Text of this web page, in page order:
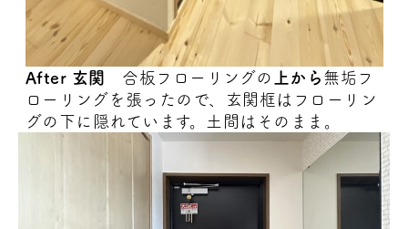
After 玄関 合板フローリングの 上から 無垢フ
ローリングを張ったので、玄関框はフローリン
グの下に隠れています。土間はそのまま。